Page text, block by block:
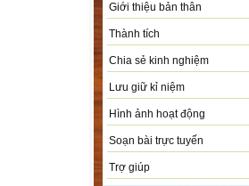
Giới thiệu bản thân
Thành tích
Chia sẻ kinh nghiệm
Lưu giữ kỉ niệm
Hình ảnh hoạt động
Soạn bài trực tuyến
Trợ giúp